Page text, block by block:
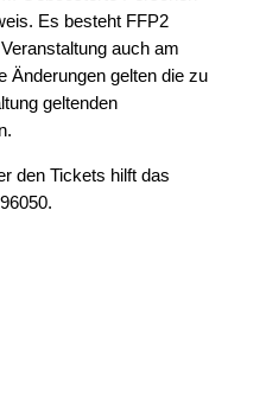
Es besteht FFP2
auch am
Änderungen gelten die zu
geltenden
den Tickets hilft das